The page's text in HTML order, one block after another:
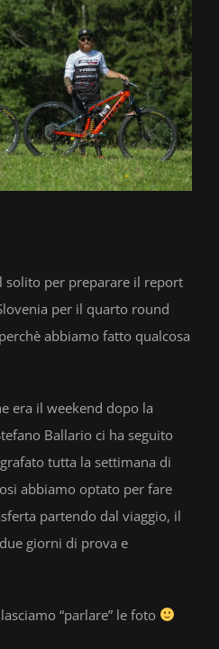
solito per preparare il report
per il quarto round
abbiamo fatto qualcosa
era il weekend dopo la
Ballario ci ha seguito
tutta la settimana di
abbiamo optato per fare
partendo dal viaggio, il
giorni di prova e
“parlare” le foto